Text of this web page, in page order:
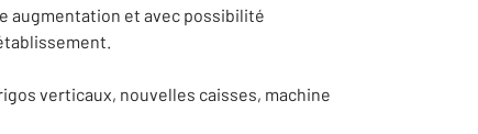
augmentation et avec possibilité
verticaux, nouvelles caisses, machine